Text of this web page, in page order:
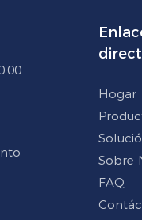
Hogar
Sobre
FAQ